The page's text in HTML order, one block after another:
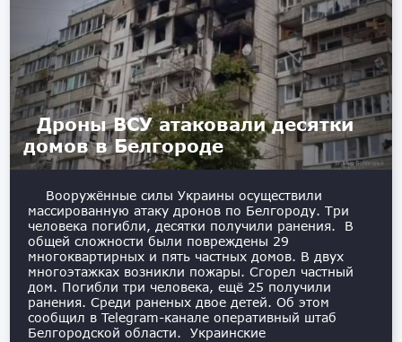
Дроны ВСУ атаковали десятки
домов в Белгороде
Вооружённые силы Украины осуществили
массированную атаку дронов по Белгороду. Три
человека погибли, десятки получили ранения. В
общей сложности были повреждены 29
многоквартирных и пять частных домов. В двух
многоэтажках возникли пожары. Сгорел частный
дом. Погибли три человека, ещё 25 получили
ранения. Среди раненых двое детей. Об этом
сообщил в Telegram-канале оперативный штаб
Белгородской области. Украинские